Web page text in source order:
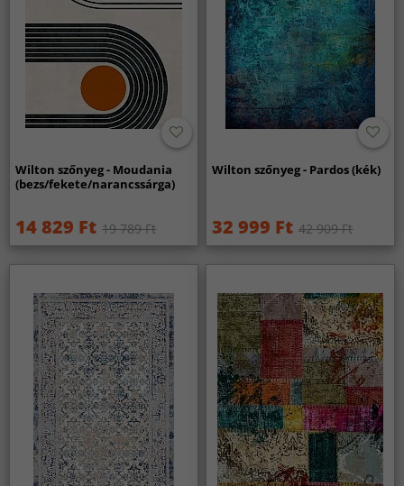
Wilton szőnyeg - Moudania
(bezs/fekete/narancssárga)
14 829 Ft 19 789 Ft
Wilton szőnyeg - Pardos (kék)
32 999 Ft 42 909 Ft